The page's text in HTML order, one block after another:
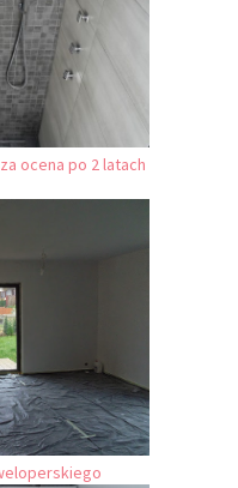
ocena po 2 latach